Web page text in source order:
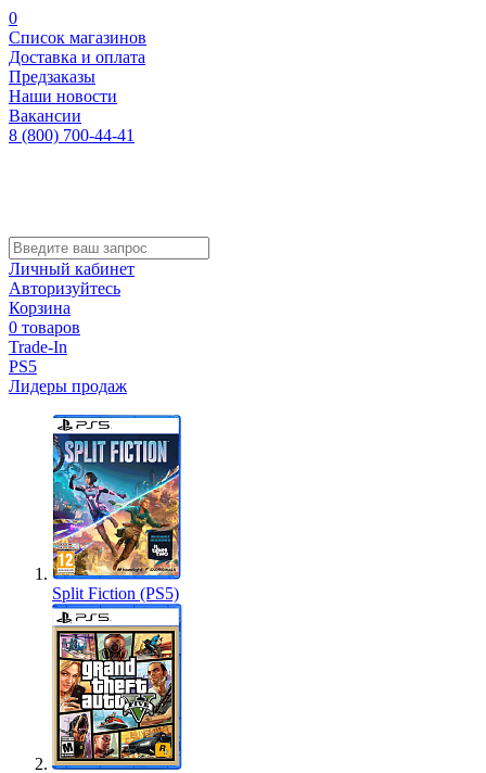
0
Список магазинов
Доставка и оплата
Предзаказы
Наши новости
Вакансии
8 (800) 700-44-41
Личный кабинет
Авторизуйтесь
Корзина
0 товаров
Trade-In
PS5
Лидеры продаж
Split Fiction (PS5)